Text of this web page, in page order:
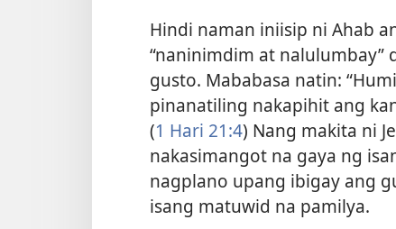
Hindi naman iniisip ni Ahab
“naninimdim at nalulumbay”
gusto. Mababasa natin:
pinanatiling nakapihit ang
(1 Hari 21:4) Nang makita ni
nakasimangot na gaya ng
nagplano upang ibigay ang
isang matuwid na pamilya.